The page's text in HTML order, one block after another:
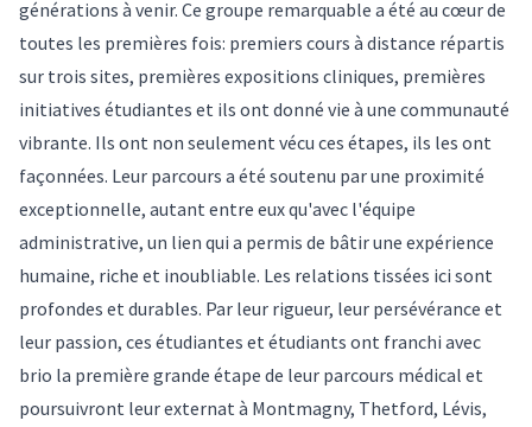
générations à venir. Ce groupe remarquable a été au cœur de
toutes les premières fois: premiers cours à distance répartis
sur trois sites, premières expositions cliniques, premières
initiatives étudiantes et ils ont donné vie à une communauté
vibrante. Ils ont non seulement vécu ces étapes, ils les ont
façonnées. Leur parcours a été soutenu par une proximité
exceptionnelle, autant entre eux qu'avec l'équipe
administrative, un lien qui a permis de bâtir une expérience
humaine, riche et inoubliable. Les relations tissées ici sont
profondes et durables. Par leur rigueur, leur persévérance et
leur passion, ces étudiantes et étudiants ont franchi avec
brio la première grande étape de leur parcours médical et
poursuivront leur externat à Montmagny, Thetford, Lévis,